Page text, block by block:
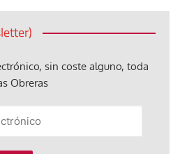
sin coste alguno, toda
Obreras